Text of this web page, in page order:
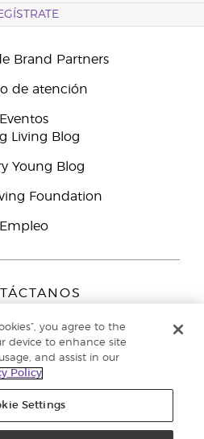
Brand Partners
de atención
Eventos
Living Blog
Young Blog
Foundation
Empleo
97
AJ Groningen
900-812976
you agree to the
device to enhance site
and assist in our
Policy
Settings